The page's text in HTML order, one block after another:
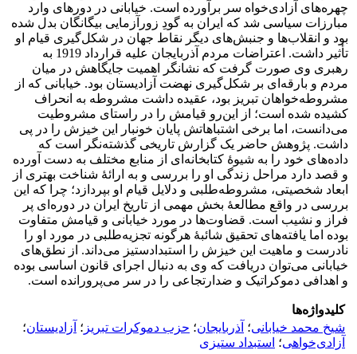
چهره‌های آزادی‌خواه سر برآورده است. خیابانی در دورهای وارد
مبارزات سیاسی شد که ایران به گودِ زورآزمایی بیگانگان بدل شده
بود و انقلاب‌ها و جنبش‌های دیگر نقاط جهان در شکل‌گیری قیام او
تأثیر داشت. اعتراضات مردم آذربایجان علیه قرارداد 1919 به
رهبری وی صورت گرفت که نشانگر اهمیت جایگاهش در میان
مردم و بارقه‌ای بر شکل‌گیری نهضت آزادیستان بود. خیابانی که از
مشروطه‌خواهان تبریز بود، عقیده داشت مشروطه به انحراف
کشیده شده است؛ از این‌رو قیامش را در راستای مشروطیت
می‌دانست، اما برخی اشتباهاتش پایان خونبار این خیزش را در پی
داشت. پژوهش حاضر یک گزارش تاریخی گذشته‌نگر است که
داده‌های خود را به شیوۀ کتابخانه‌ای از منابع مختلف به دست آورده
و قصد دارد مراحل زندگی او را بررسی و به ارائۀ شناخت بهتری از
ابعاد شخصیتی، مشروطه‌طلبی و دلایل قیام او بپردازد؛ چرا که این
بررسی در واقع مطالعۀ بخش مهمی از تاریخ ایران در دوره‌ای پر
فراز و نشیب است. قضاوت‌ها در مورد خیابانی و قیامش متفاوت
بوده اما یافته‌های تحقیق شائبۀ هرگونه تجزیه‌طلبی در مورد او را
نادرست و ماهیت این خیزش را استبدادستیز می‌داند. از نطق‌های
خیابانی می‌توان دریافت که وی به دنبال اجرای قانون اساسی بوده
و اهدافی دموکراتیک و ضدارتجاعی را در سر می‌پرورانده است.
کلیدواژه‌ها
شیخ محمد خیابانی؛ آذربایجان؛ حزب دموکرات تبریز ؛ آزادیستان؛
آزادی‌خواهی؛ استبداد ستیزی